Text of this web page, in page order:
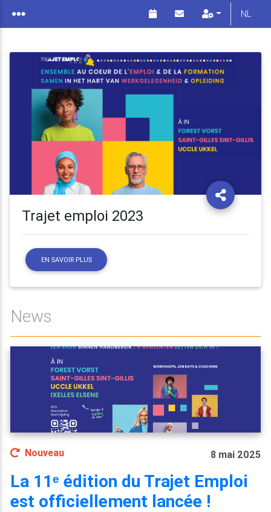
NL
Trajet emploi 2023
EN SAVOIR PLUS
News
Nouveau 8 mai 2025
La 11ᵉ édition du Trajet Emploi
est officiellement lancée !